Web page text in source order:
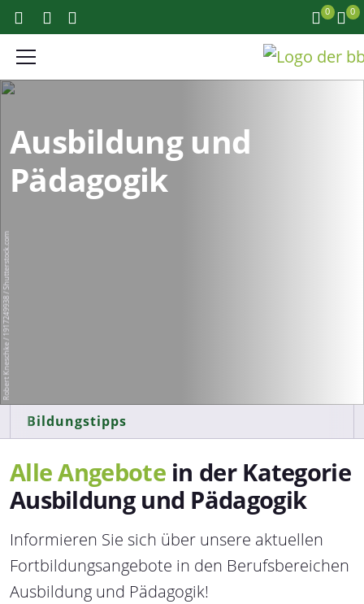
0 0
Ausbildung und
Pädagogik
Robert Kneschke / 1917249938 / Shutterstock.com
Bildungstipps
Alle Angebotein der Kategorie
Ausbildung und Pädagogik
Informieren Sie sich über unsere aktuellen
Fortbildungsangebote in den Berufsbereichen
Ausbildung und Pädagogik!